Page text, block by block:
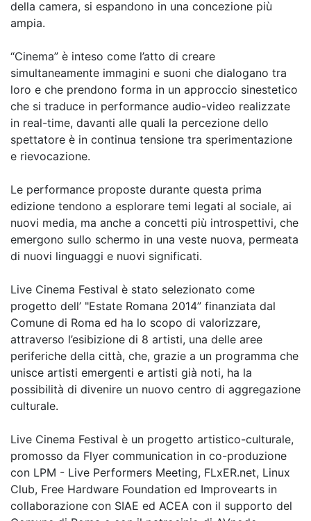
della camera, si espandono in una concezione più
ampia.
“Cinema” è inteso come l’atto di creare
simultaneamente immagini e suoni che dialogano tra
loro e che prendono forma in un approccio sinestetico
che si traduce in performance audio-video realizzate
in real-time, davanti alle quali la percezione dello
spettatore è in continua tensione tra sperimentazione
e rievocazione.
Le performance proposte durante questa prima
edizione tendono a esplorare temi legati al sociale, ai
nuovi media, ma anche a concetti più introspettivi, che
emergono sullo schermo in una veste nuova, permeata
di nuovi linguaggi e nuovi significati.
Live Cinema Festival è stato selezionato come
progetto dell’ "Estate Romana 2014” finanziata dal
Comune di Roma ed ha lo scopo di valorizzare,
attraverso l’esibizione di 8 artisti, una delle aree
periferiche della città, che, grazie a un programma che
unisce artisti emergenti e artisti già noti, ha la
possibilità di divenire un nuovo centro di aggregazione
culturale.
Live Cinema Festival è un progetto artistico-culturale,
promosso da Flyer communication in co-produzione
con LPM - Live Performers Meeting, FLxER.net, Linux
Club, Free Hardware Foundation ed Improvearts in
collaborazione con SIAE ed ACEA con il supporto del